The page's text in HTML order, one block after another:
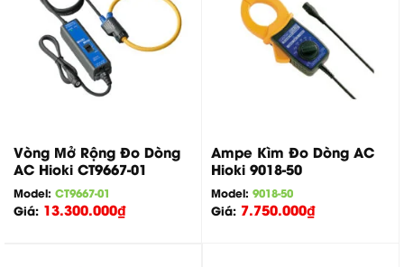
Vòng Mở Rộng Đo Dòng
AC Hioki CT9667-01
Model: CT9667-01
Giá: 13.300.000₫
Ampe Kìm Đo Dòng AC
Hioki 9018-50
Model: 9018-50
Giá: 7.750.000₫